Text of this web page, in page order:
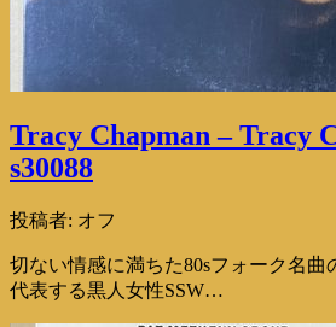
Tracy Chapman – Tracy
s30088
投稿者: オフ
切ない情感に満ちた80sフォーク名曲
代表する黒人女性SSW…